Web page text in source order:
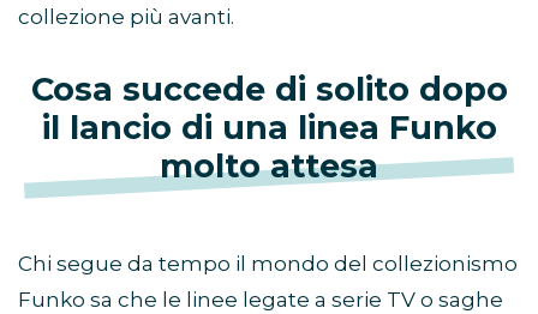
collezione più avanti.
Cosa succede di solito dopo
il lancio di una linea Funko
molto attesa
Chi segue da tempo il mondo del collezionismo
Funko sa che le linee legate a serie TV o saghe